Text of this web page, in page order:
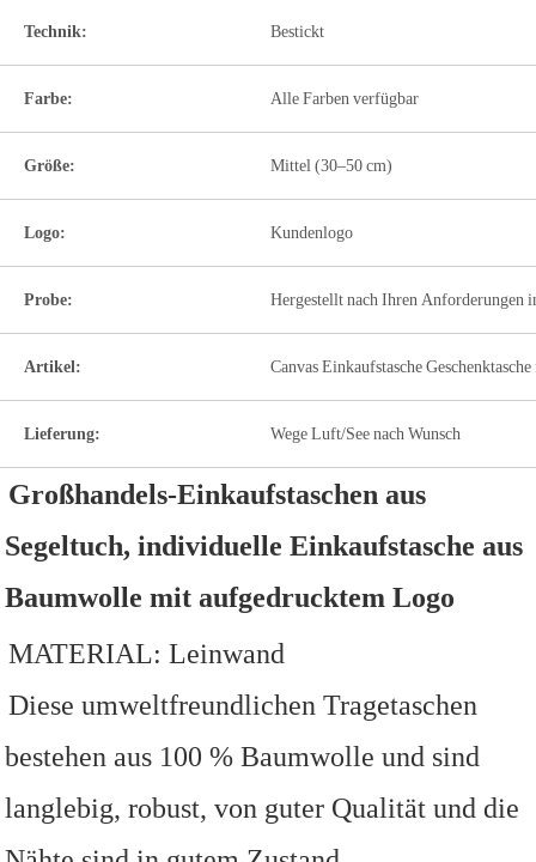
Technik: Bestickt
Farbe: Alle Farben verfügbar
Größe: Mittel (30–50 cm)
Logo: Kundenlogo
Probe: Hergestellt nach Ihren Anforderungen
Artikel: Canvas Einkaufstasche
Lieferung: Wege Luft/See nach Wunsch
Großhandels-Einkaufstaschen aus
Segeltuch, individuelle Einkaufstasche aus
Baumwolle mit aufgedrucktem Logo
MATERIAL: Leinwand
Diese umweltfreundlichen Tragetaschen
bestehen aus 100 % Baumwolle und sind
langlebig, robust, von guter Qualität und die